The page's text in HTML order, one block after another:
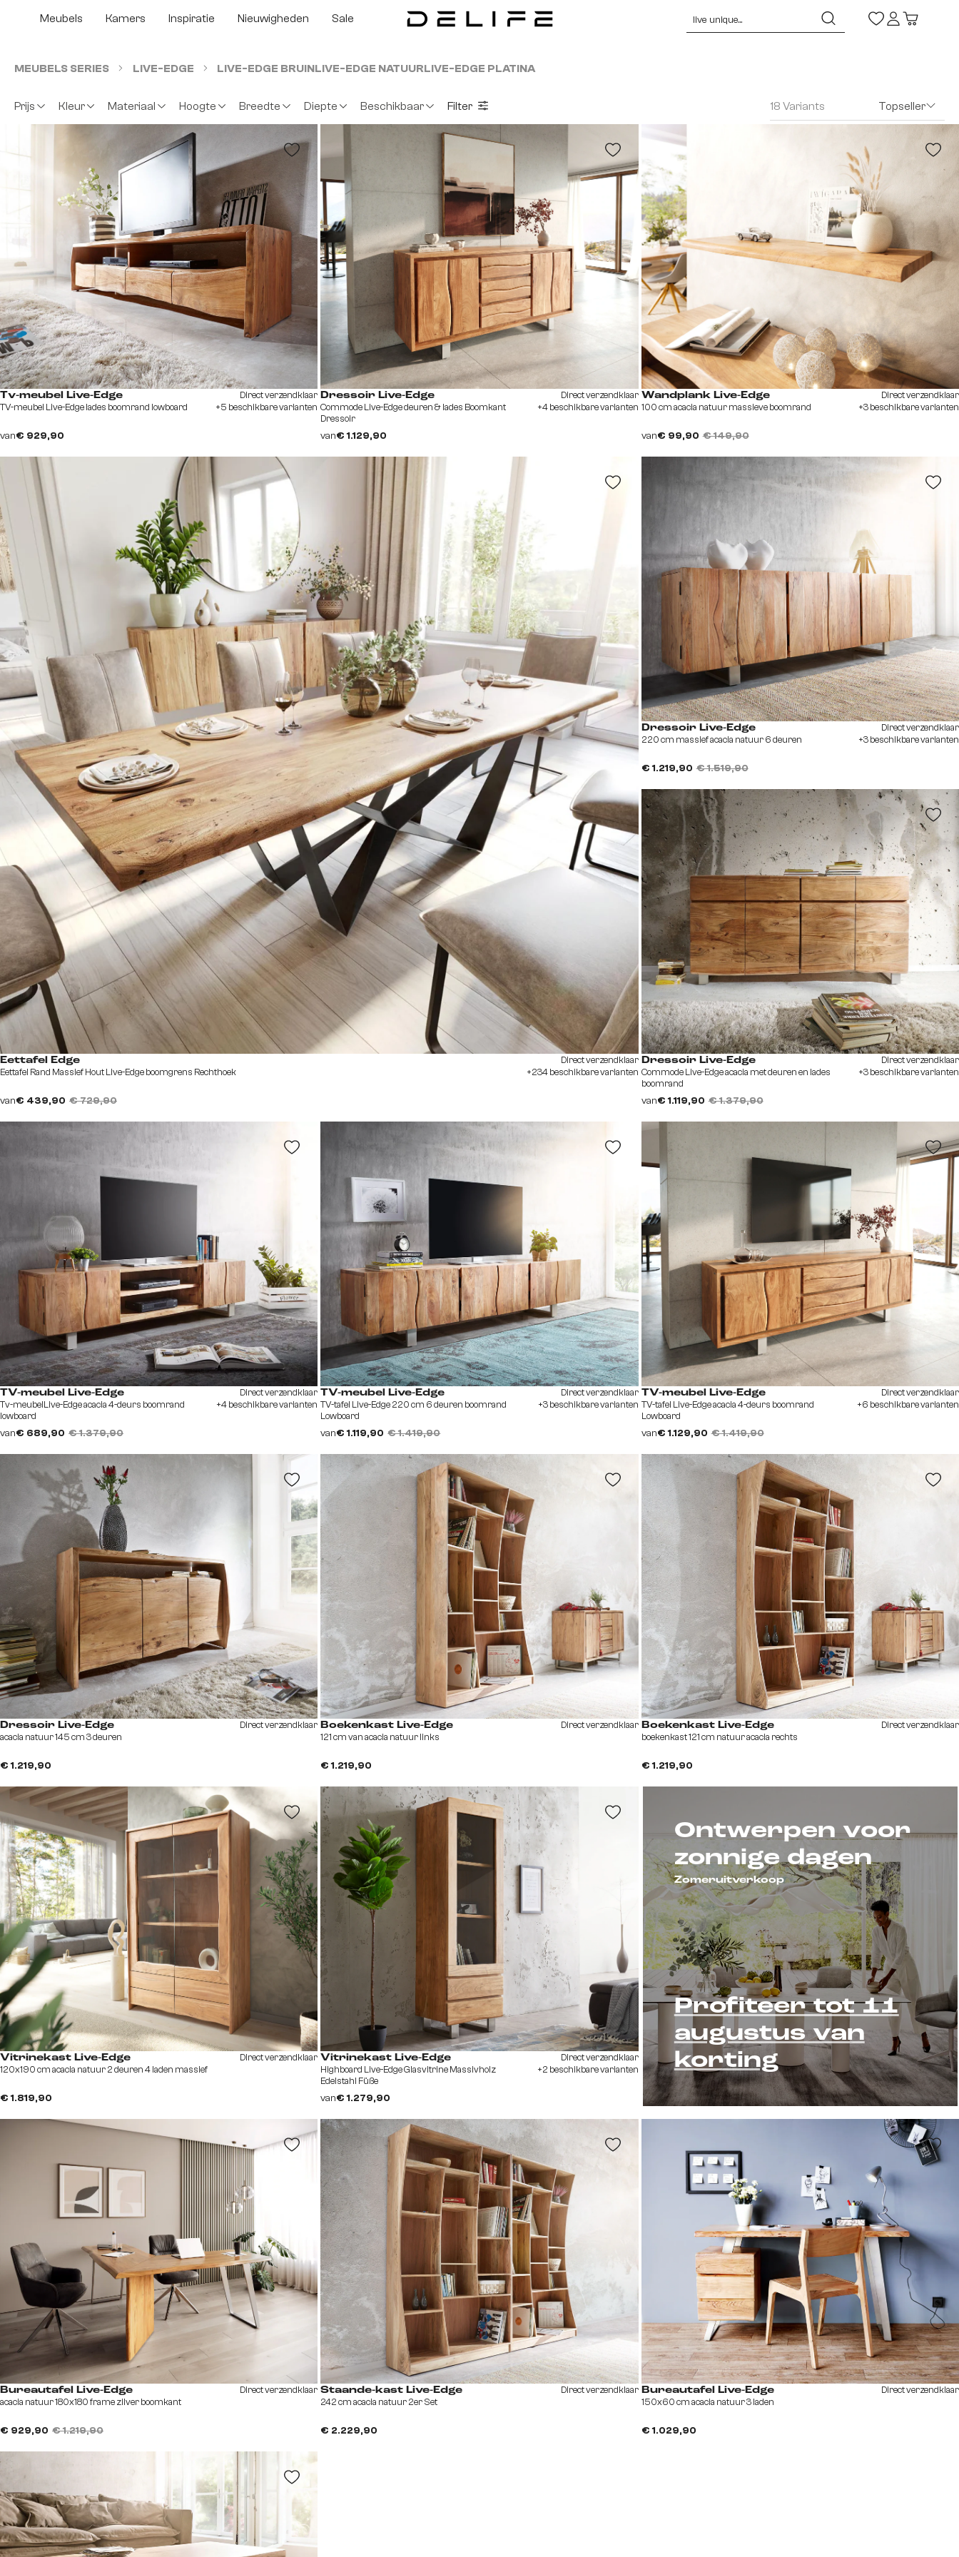
naar de hoofdinhoud
Ga naar de zoekopdracht
Ga naar de hoofdnavigatie
Meubels Kamers Inspiratie Nieuwigheden Sale
MEUBELS SERIES LIVE-EDGE LIVE-EDGE BRUINLIVE-EDGE NATUURLIVE-EDGE PLATINA
Prijs Kleur Materiaal Hoogte Breedte Diepte Beschikbaar Filter 18 Variants Topseller
Ontwerpen voor
zonnige dagen
Zomeruitverkoop
Profiteer tot 11
augustus van
korting
Eettafel Edge
Eettafel Rand Massief Hout Live-Edge boomgrens Rechthoek
van€ 439,90 € 729,90
Direct verzendklaar
+234 beschikbare varianten
Tv-meubel Live-Edge
TV-meubel Live-Edge lades boomrand lowboard
van€ 929,90
Direct verzendklaar
+5 beschikbare varianten
Dressoir Live-Edge
Commode Live-Edge deuren & lades Boomkant
Dressoir
van€ 1.129,90
Direct verzendklaar
+4 beschikbare varianten
Wandplank Live-Edge
100 cm acacia natuur massieve boomrand
van€ 99,90 € 149,90
Direct verzendklaar
+3 beschikbare varianten
Dressoir Live-Edge
220 cm massief acacia natuur 6 deuren
€ 1.219,90 € 1.519,90
Direct verzendklaar
+3 beschikbare varianten
Dressoir Live-Edge
Commode Live-Edge acacia met deuren en lades
boomrand
van€ 1.119,90 € 1.379,90
Direct verzendklaar
+3 beschikbare varianten
TV-meubel Live-Edge
Tv-meubelLive-Edge acacia 4-deurs boomrand
lowboard
van€ 689,90 € 1.379,90
Direct verzendklaar
+4 beschikbare varianten
TV-meubel Live-Edge
TV-tafel Live-Edge 220 cm 6 deuren boomrand
Lowboard
van€ 1.119,90 € 1.419,90
Direct verzendklaar
+3 beschikbare varianten
TV-meubel Live-Edge
TV-tafel Live-Edge acacia 4-deurs boomrand
Lowboard
van€ 1.129,90 € 1.419,90
Direct verzendklaar
+6 beschikbare varianten
Dressoir Live-Edge
acacia natuur 145 cm 3 deuren
€ 1.219,90
Direct verzendklaar Boekenkast Live-Edge
121 cm van acacia natuur links
€ 1.219,90
Direct verzendklaar Boekenkast Live-Edge
boekenkast 121 cm natuur acacia rechts
€ 1.219,90
Direct verzendklaar
Vitrinekast Live-Edge
120x190 cm acacia natuur 2 deuren 4 laden massief
€ 1.819,90
Direct verzendklaar Vitrinekast Live-Edge
Highboard Live-Edge Glasvitrine Massivholz
Edelstahl Füße
van€ 1.279,90
Direct verzendklaar
+2 beschikbare varianten
Bureautafel Live-Edge
acacia natuur 180x180 frame zilver boomkant
€ 929,90 € 1.219,90
Direct verzendklaar Staande-kast Live-Edge
242 cm acacia natuur 2er Set
€ 2.229,90
Direct verzendklaar Bureautafel Live-Edge
150x60 cm acacia natuur 3 laden
€ 1.029,90
Direct verzendklaar